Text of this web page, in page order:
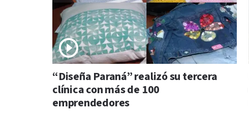
“Diseña Paraná” realizó su tercera
clínica con más de 100
emprendedores